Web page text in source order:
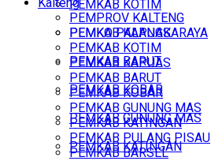
PEMKAB KOTIM
PEMKAB KAPUAS
PEMKAB BARUT
PEMKAB KOBAR
PEMKAB GUNUNG MAS
PEMKAB KATINGAN
PEMPROV KALTENG
PEMKO PALANGKARAYA
PEMKAB KOTIM
PEMKAB KAPUAS
PEMKAB BARUT
PEMKAB KOBAR
PEMKAB GUNUNG MAS
PEMKAB KATINGAN
PEMKAB PULANG PISAU
PEMKAB BARSEL